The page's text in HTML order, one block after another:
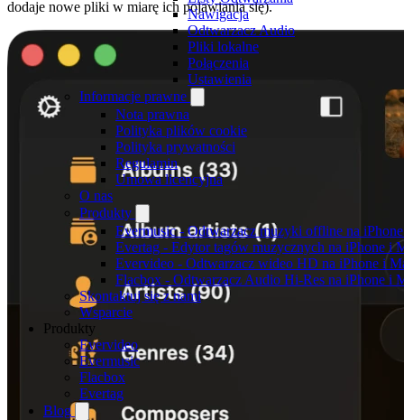
Nawigacja
Odtwarzacz Audio
Pliki lokalne
Połączenia
Ustawienia
Informacje prawne
Nota prawna
Polityka plików cookie
Polityka prywatności
Regulamin
Umowa licencyjna
O nas
Produkty
Evermusic - Odtwarzacz muzyki offline na
Evertag - Edytor tagów muzycznych na iPhone i
Evervideo - Odtwarzacz wideo HD na iPhone i
Flacbox - Odtwarzacz Audio Hi-Res na iPhone i
Skontaktuj się z nami
Wsparcie
Produkty
Evervideo
Evermusic
Flacbox
Evertag
Blog
dodaje nowe pliki w miarę ich pojawiania się).